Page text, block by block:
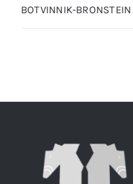
BOTVINNIK-BRONSTEIN